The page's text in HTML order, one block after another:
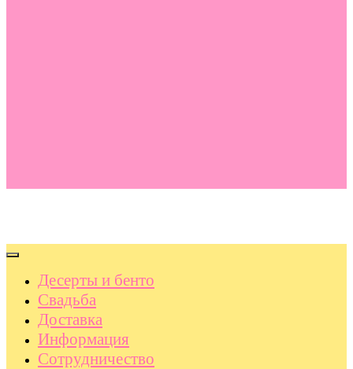
Десерты и бенто
Свадьба
Доставка
Информация
Сотрудничество